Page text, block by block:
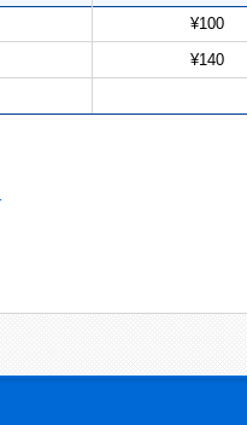
¥100
¥140